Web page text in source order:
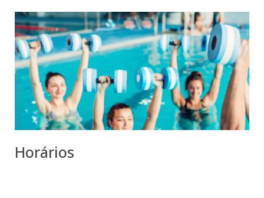
Horários